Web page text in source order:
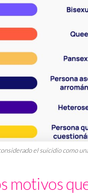
el suicidio como
motivos